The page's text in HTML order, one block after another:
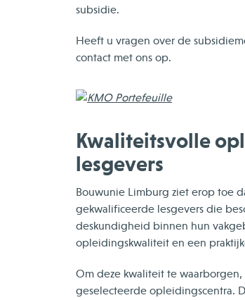
subsidie.
Heeft u vragen over de
contact met ons op.
Kwaliteitsvolle
lesgevers
Bouwunie Limburg ziet erop toe
gekwalificeerde lesgevers die
deskundigheid binnen hun
opleidingskwaliteit en een
Om deze kwaliteit te
geselecteerde opleidingscentra.